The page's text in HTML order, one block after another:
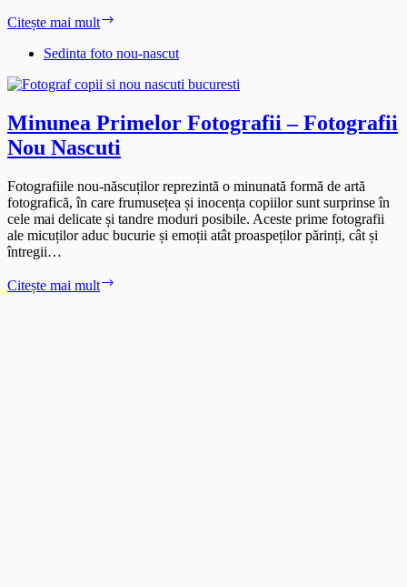
Citește mai mult
–
Foto
Sedinta foto nou-nascut
Minunea Primelor Fotografii – Fotografii
Nou Nascuti
Fotografiile nou-născuților reprezintă o minunată formă de artă
fotografică, în care frumusețea și inocența copiilor sunt surprinse în
cele mai delicate și tandre moduri posibile. Aceste prime fotografii
ale micuților aduc bucurie și emoții atât proaspeților părinți, cât și
întregii…
Citește mai mult